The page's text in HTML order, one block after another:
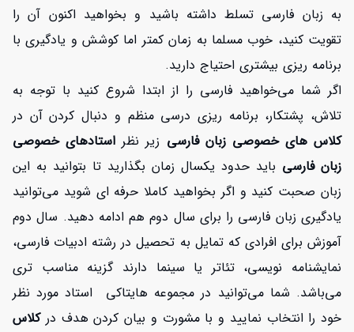
به زبان فارسی تسلط داشته باشید و بخواهید اکنون آن را
تقویت کنید، خوب مسلما به زمان کمتر اما کوشش و یادگیری با
برنامه ریزی بیشتری احتیاج دارید.
اگر شما می‌خواهید فارسی را از ابتدا شروع کنید با توجه به
تلاش، پشتکار، برنامه ریزی درسی منظم و دنبال کردن آن در
کلاس های خصوصی زبان فارسی زیر نظر استادهای خصوصی
زبان فارسی باید حدود یکسال زمان بگذارید تا بتوانید به این
زبان صحبت کنید و اگر بخواهید کاملا حرفه ای شوید می‌توانید
یادگیری زبان فارسی را برای سال دوم هم ادامه دهید. سال دوم
آموزش برای افرادی که تمایل به تحصیل در رشته ادبیات فارسی،
نمایشنامه نویسی، تئاتر یا سینما دارند گزینه مناسب تری
می‌باشد. شما می‌توانید در مجموعه هایتاکی استاد مورد نظر
خود را انتخاب نمایید و با مشورت و بیان کردن هدف درکلاس